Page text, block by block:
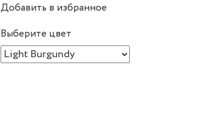
Добавить в избранное
Выберите цвет